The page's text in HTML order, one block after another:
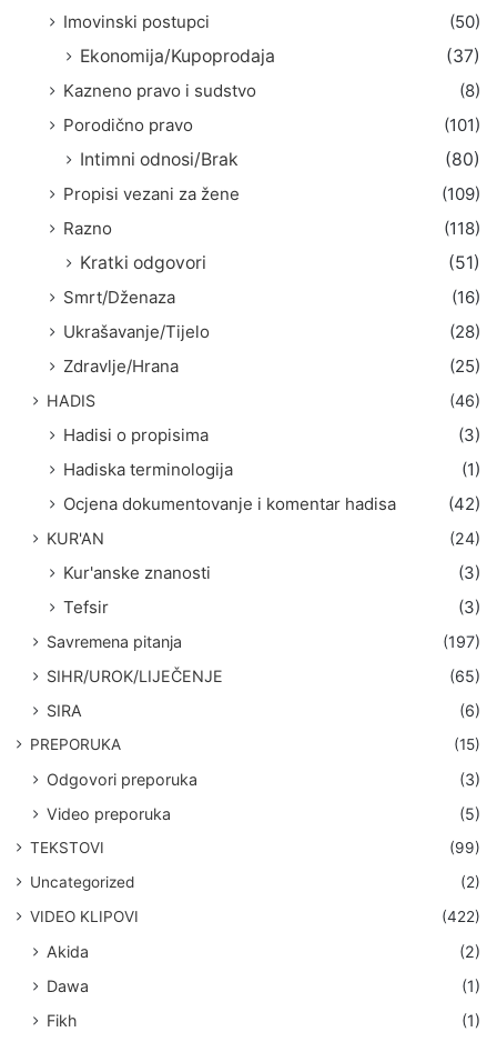
Imovinski postupci
(50)
Ekonomija/Kupoprodaja
(37)
Kazneno pravo i sudstvo
(8)
Porodično pravo
(101)
Intimni odnosi/Brak
(80)
Propisi vezani za žene
(109)
Razno
(118)
Kratki odgovori
(51)
Smrt/Dženaza
(16)
Ukrašavanje/Tijelo
(28)
Zdravlje/Hrana
(25)
HADIS (46)
Hadisi o propisima
(3)
Hadiska terminologija
(1)
Ocjena dokumentovanje i komentar hadisa
(42)
KUR'AN (24)
Kur'anske znanosti
(3)
Tefsir
(3)
Savremena pitanja
(197)
SIHR/UROK/LIJEČENJE
(65)
SIRA
(6)
PREPORUKA (15)
Odgovori preporuka
(3)
Video preporuka
(5)
TEKSTOVI
(99)
Uncategorized
(2)
VIDEO KLIPOVI
(422)
Akida
(2)
Dawa
(1)
Fikh
(1)